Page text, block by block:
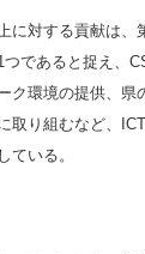
に対する貢献は、
であると捉え、
ク環境の提供、県
取り組むなど、
ている。